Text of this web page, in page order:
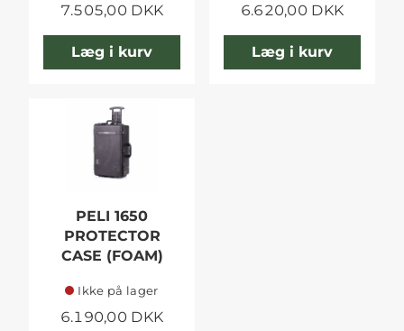
7.505,00 DKK
Læg i kurv
6.620,00 DKK
Læg i kurv
PELI 1650
PROTECTOR
CASE (FOAM)
Ikke på lager
6.190,00 DKK